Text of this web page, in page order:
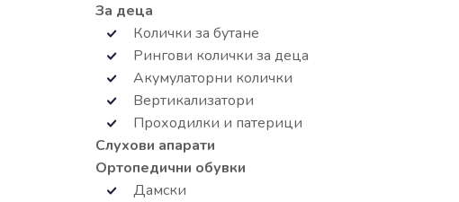
За деца
Колички за бутане
Рингови колички за деца
Акумулаторни колички
Вертикализатори
Проходилки и патерици
Слухови апарати
Ортопедични обувки
Дамски